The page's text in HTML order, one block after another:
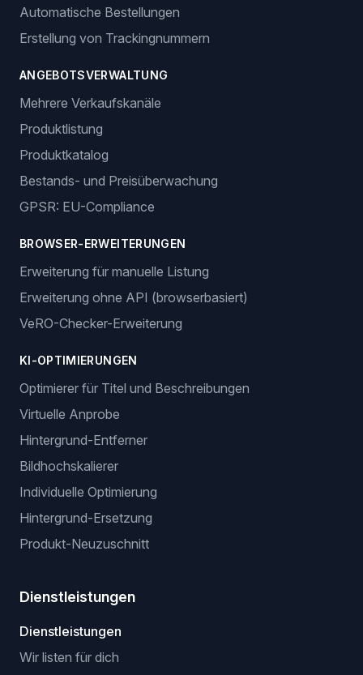
Automatische Bestellungen
Erstellung von Trackingnummern
ANGEBOTSVERWALTUNG
Mehrere Verkaufskanäle
Produktlistung
Produktkatalog
Bestands- und Preisüberwachung
GPSR: EU-Compliance
BROWSER-ERWEITERUNGEN
Erweiterung für manuelle Listung
Erweiterung ohne API (browserbasiert)
VeRO-Checker-Erweiterung
KI-OPTIMIERUNGEN
Optimierer für Titel und Beschreibungen
Virtuelle Anprobe
Hintergrund-Entferner
Bildhochskalierer
Individuelle Optimierung
Hintergrund-Ersetzung
Produkt-Neuzuschnitt
Dienstleistungen
Dienstleistungen
Wir listen für dich